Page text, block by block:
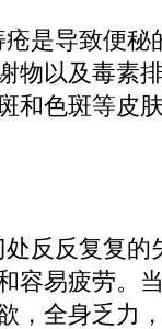
是导致便秘
物以及毒素
和色斑等皮
反反复复的
容易疲劳。
，全身乏力